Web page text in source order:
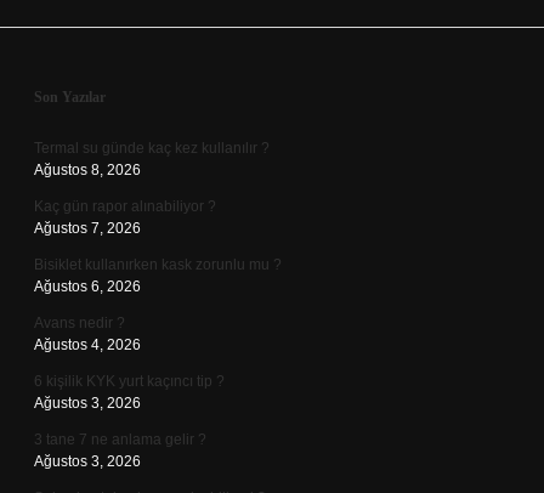
Sidebar
Son Yazılar
Termal su günde kaç kez kullanılır ?
Ağustos 8, 2026
Kaç gün rapor alınabiliyor ?
Ağustos 7, 2026
Bisiklet kullanırken kask zorunlu mu ?
Ağustos 6, 2026
Avans nedir ?
Ağustos 4, 2026
6 kişilik KYK yurt kaçıncı tip ?
Ağustos 3, 2026
3 tane 7 ne anlama gelir ?
Ağustos 3, 2026